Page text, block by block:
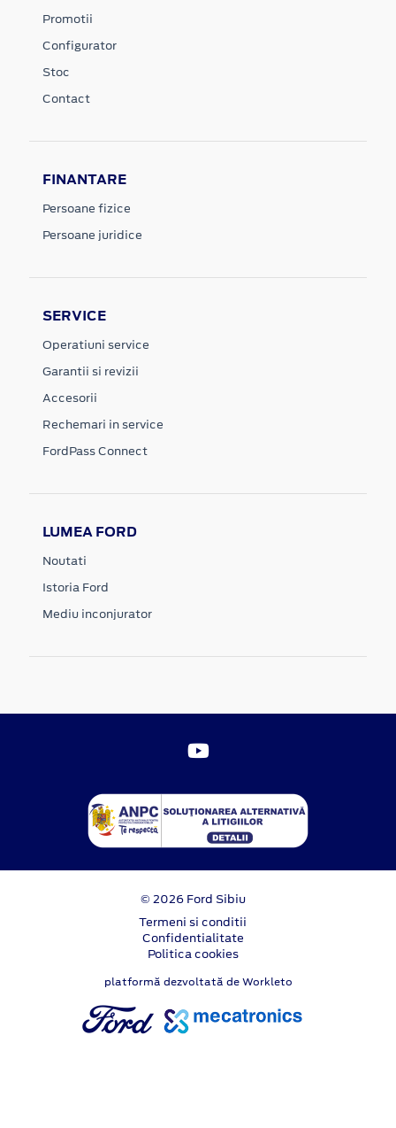
Promotii
Configurator
Stoc
Contact
FINANTARE
Persoane fizice
Persoane juridice
SERVICE
Operatiuni service
Garantii si revizii
Accesorii
Rechemari in service
FordPass Connect
LUMEA FORD
Noutati
Istoria Ford
Mediu inconjurator
© 2026 Ford Sibiu
Termeni si conditii
Confidentialitate
Politica cookies
platformă dezvoltată de Workleto